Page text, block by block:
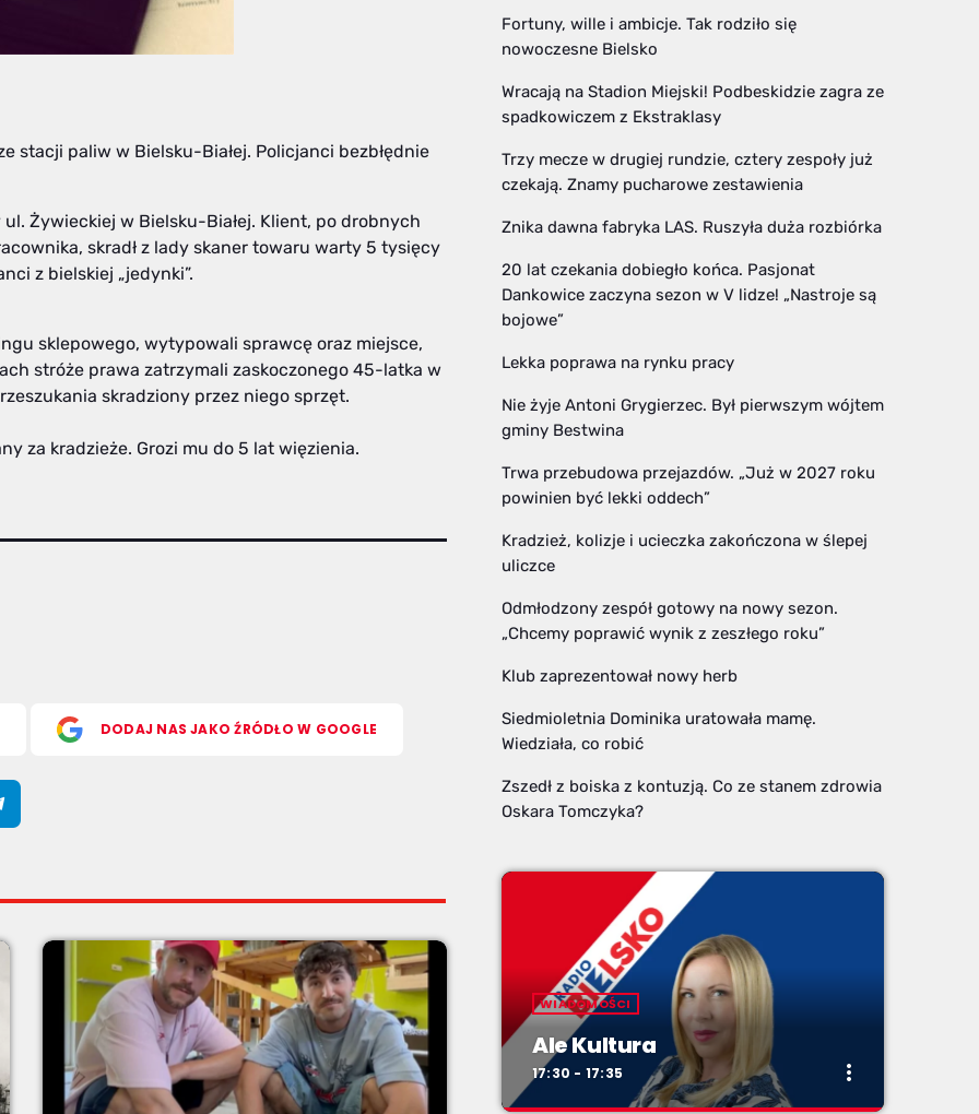
stacji paliw w Bielsku-Białej. Policjanci bezbłędnie
Żywieckiej w Bielsku-Białej. Klient, po drobnych
skradł z lady skaner towaru warty 5 tysięcy
z bielskiej „jedynki”.
sklepowego, wytypowali sprawcę oraz miejsce,
stróże prawa zatrzymali zaskoczonego 45-latka w
skradziony przez niego sprzęt.
za kradzieże. Grozi mu do 5 lat więzienia.
DODAJ NAS JAKO ŹRÓDŁO W GOOGLE
Fortuny, wille i ambicje. Tak rodziło się
nowoczesne Bielsko
Wracają na Stadion Miejski! Podbeskidzie zagra ze
spadkowiczem z Ekstraklasy
Trzy mecze w drugiej rundzie, cztery zespoły już
czekają. Znamy pucharowe zestawienia
Znika dawna fabryka LAS. Ruszyła duża rozbiórka
20 lat czekania dobiegło końca. Pasjonat
Dankowice zaczyna sezon w V lidze! „Nastroje są
bojowe”
Lekka poprawa na rynku pracy
Nie żyje Antoni Grygierzec. Był pierwszym wójtem
gminy Bestwina
Trwa przebudowa przejazdów. „Już w 2027 roku
powinien być lekki oddech”
Kradzież, kolizje i ucieczka zakończona w ślepej
uliczce
Odmłodzony zespół gotowy na nowy sezon.
„Chcemy poprawić wynik z zeszłego roku”
Klub zaprezentował nowy herb
Siedmioletnia Dominika uratowała mamę.
Wiedziała, co robić
Zszedł z boiska z kontuzją. Co ze stanem zdrowia
Oskara Tomczyka?
WIADOMOŚCI
Ale Kultura
17:30 - 17:35 more_vert